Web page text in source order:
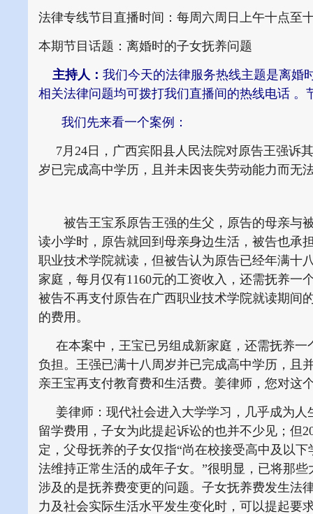
法律专线节目直播时间：每周六周日上午十点至
本期节目话题：离婚时的子女抚养问题
主持人： 我们今天的法律服务热线主题是离婚
相关法律问题均可拨打我们直播间的热线电话 。
我们先来看一个案例：
7月24日，广西宾阳县人民法院对原告王强诉
岁已完成高中学历，且并未因丧失劳动能力而无
被告王宝系原告王强的生父，原告的母亲与被
读小学时，原告就回到母亲身边生活，被告也承
职业技术学院就读，但被告认为原告已经年满十
家庭，每月仅有1160元的工资收入，还需抚养一
被告不再支付原告在广西职业技术学院就读期间
的费用。
在本案中，王宝已另组成新家庭，还需抚养一
负担。王强已满十八周岁并已完成高中学历，且
亲王宝再支付教育费和生活费。姜律师，您对这
姜律师：现代社会进入大学学习，几乎成为人
留学费用，子女为此提起诉讼的也并不少见；但
定，父母抚养的子女仅指“尚在校接受高中及以
法维持正常生活的成年子女。”很明显，已将那
涉及的是抚养费变更的问题。子女抚养费发生法
力及社会实际生活水平发生变化时，可以提起要